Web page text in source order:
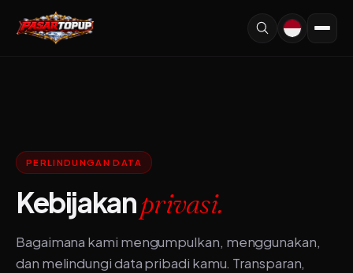
PERLINDUNGAN DATA
Kebijakanprivasi.
Bagaimana kami mengumpulkan, menggunakan,
dan melindungi data pribadi kamu. Transparan,